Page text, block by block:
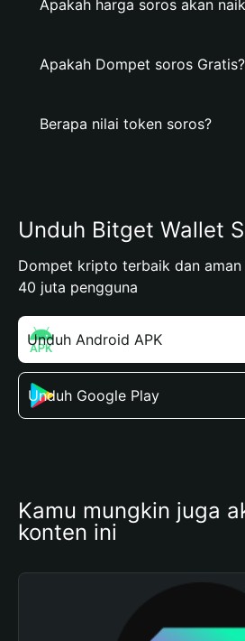
Apakah harga soros akan
Apakah Dompet soros Gratis?
Berapa nilai token soros?
Unduh Bitget Wallet
Dompet kripto terbaik dan
40 juta pengguna
Unduh Android APK
Unduh Google Play
Kamu mungkin juga
konten ini